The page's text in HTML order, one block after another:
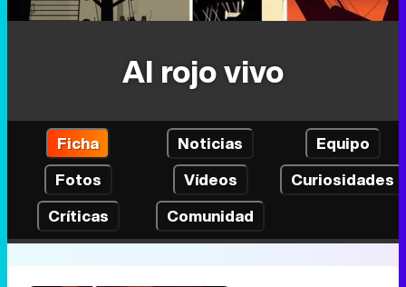
Al rojo vivo
Ficha Noticias
Equipo
Fotos
Vídeos
Curiosidades
Críticas
Comunidad